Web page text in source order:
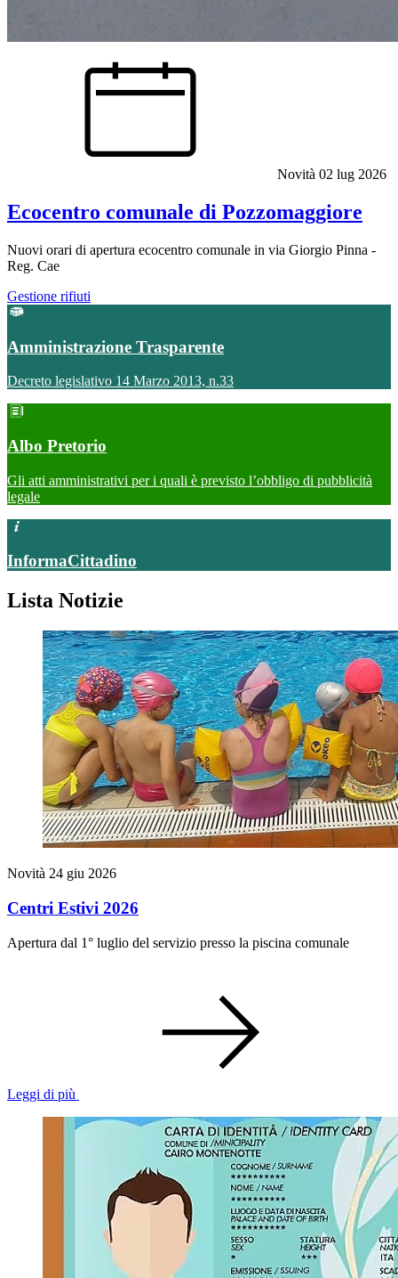
Novità 02 lug 2026
Ecocentro comunale di Pozzomaggiore
Nuovi orari di apertura ecocentro comunale in via Giorgio Pinna -
Reg. Cae
Gestione rifiuti
Amministrazione Trasparente
Decreto legislativo 14 Marzo 2013, n.33
Albo Pretorio
Gli atti amministrativi per i quali è previsto l’obbligo di pubblicità
legale
InformaCittadino
Lista Notizie
Novità 24 giu 2026
Centri Estivi 2026
Apertura dal 1° luglio del servizio presso la piscina comunale
Leggi di più